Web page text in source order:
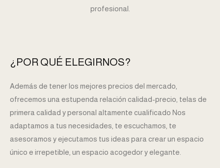
profesional.
¿POR QUÉ ELEGIRNOS?
Además de tener los mejores precios del mercado,
ofrecemos una estupenda relación calidad-precio, telas de
primera calidad y personal altamente cualificado Nos
adaptamos a tus necesidades, te escuchamos, te
asesoramos y ejecutamos tus ideas para crearun espacio
único e irrepetible, un espacio acogedor y elegante.